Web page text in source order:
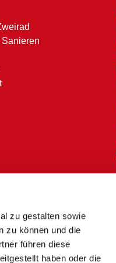
zu gestalten sowie
zu können und die
führen diese
haben oder die